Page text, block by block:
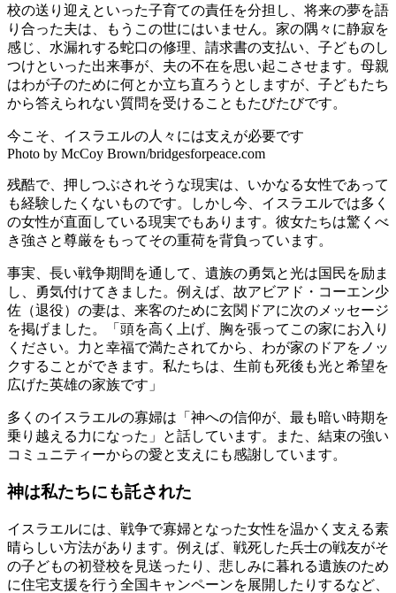
校の送り迎えといった子育ての責任を分担し、将来の夢を語
り合った夫は、もうこの世にはいません。家の隅々に静寂を
感じ、水漏れする蛇口の修理、請求書の支払い、子どものし
つけといった出来事が、夫の不在を思い起こさせます。母親
はわが子のために何とか立ち直ろうとしますが、子どもたち
から答えられない質問を受けることもたびたびです。
今こそ、イスラエルの人々には支えが必要です
Photo by McCoy Brown/bridgesforpeace.com
残酷で、押しつぶされそうな現実は、いかなる女性であって
も経験したくないものです。しかし今、イスラエルでは多く
の女性が直面している現実でもあります。彼女たちは驚くべ
き強さと尊厳をもってその重荷を背負っています。
事実、長い戦争期間を通して、遺族の勇気と光は国民を励ま
し、勇気付けてきました。例えば、故アビアド・コーエン少
佐（退役）の妻は、来客のために玄関ドアに次のメッセージ
を掲げました。「頭を高く上げ、胸を張ってこの家にお入り
ください。力と幸福で満たされてから、わが家のドアをノッ
クすることができます。私たちは、生前も死後も光と希望を
広げた英雄の家族です」
多くのイスラエルの寡婦は「神への信仰が、最も暗い時期を
乗り越える力になった」と話しています。また、結束の強い
コミュニティーからの愛と支えにも感謝しています。
神は私たちにも託された
イスラエルには、戦争で寡婦となった女性を温かく支える素
晴らしい方法があります。例えば、戦死した兵士の戦友がそ
の子どもの初登校を見送ったり、悲しみに暮れる遺族のため
に住宅支援を行う全国キャンペーンを展開したりするなど、